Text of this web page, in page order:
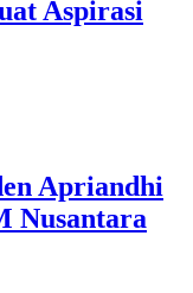
Aspirasi
Apriandhi
Nusantara